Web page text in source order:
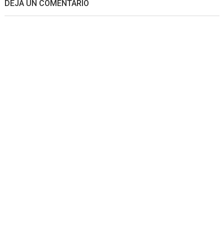
DEJA UN COMENTARIO